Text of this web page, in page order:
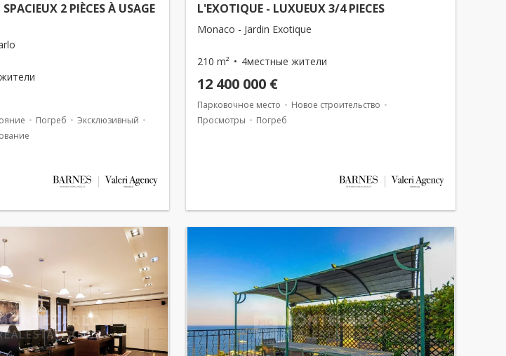
2 PIÈCES À USAGE
Погреб
Эксклюзивный
L'EXOTIQUE - LUXUEUX 3/4 PIECES
Monaco - Jardin Exotique
210 m² 4местные жители
12 400 000 €
Парковочное место
Новое строительство
Просмотры
Погреб